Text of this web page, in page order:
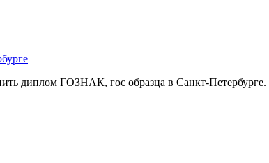
диплом ГОЗНАК, гос образца в Санкт-Петербурге.